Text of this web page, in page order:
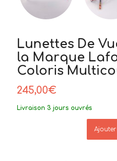
Lunettes De
la Marque
Coloris
245,00€
Livraison 3 jours ouvrés